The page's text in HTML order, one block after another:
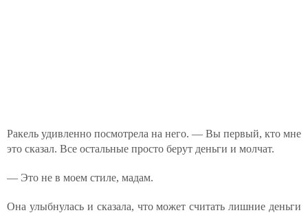
Ракель удивленно посмотрела на него. — Вы первый, кто мне
это сказал. Все остальные просто берут деньги и молчат.
— Это не в моем стиле, мадам.
Она улыбнулась и сказала, что может считать лишние деньги